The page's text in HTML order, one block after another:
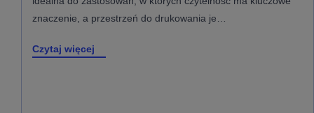
znaczenie, a przestrzeń do drukowania je…
Czytaj więcej